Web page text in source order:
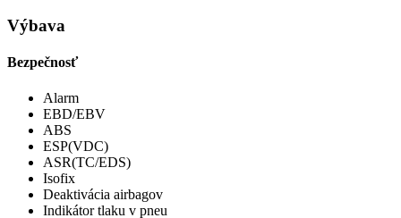
Výbava
Bezpečnosť
Alarm
EBD/EBV
ABS
ESP(VDC)
ASR(TC/EDS)
Isofix
Deaktivácia airbagov
Indikátor tlaku v pneu